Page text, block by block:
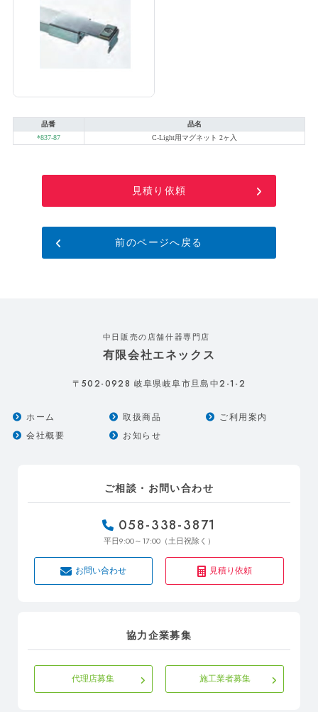
品番
品名
*837-87
C-Light用マグネット 2ヶ入
前のページへ戻る
見積り依頼
中日販売の店舗什器専門店
有限会社エネックス
〒502-0928 岐阜県岐阜市旦島中2-1-2
ホーム 取扱商品
ご利用案内
会社概要
お知らせ
ご相談・お問い合わせ
058-338-3871
平日9:00～17:00（土日祝除く）
お問い合わせ 見積り依頼
協力企業募集
代理店募集 施工業者募集